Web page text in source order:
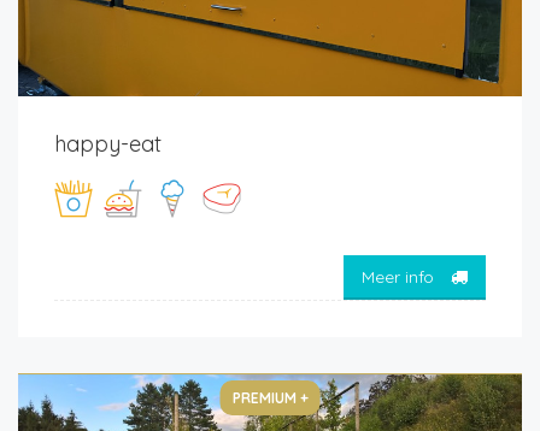
happy-eat
Meer info
PREMIUM +